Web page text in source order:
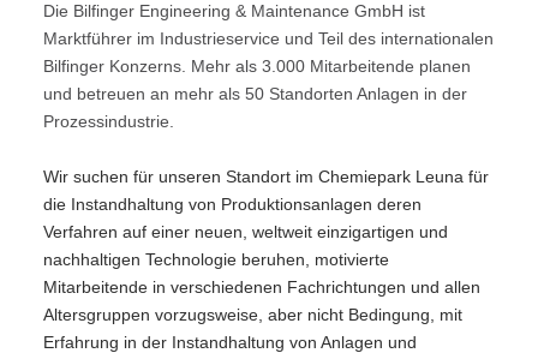
Die Bilfinger Engineering & Maintenance GmbH ist
Marktführer im Industrieservice und Teil des internationalen
Bilfinger Konzerns. Mehr als 3.000 Mitarbeitende planen
und betreuen an mehr als 50 Standorten Anlagen in der
Prozessindustrie.
Wir suchen für unseren Standort im Chemiepark Leuna für
die Instandhaltung von Produktionsanlagen deren
Verfahren auf einer neuen, weltweit einzigartigen und
nachhaltigen Technologie beruhen, motivierte
Mitarbeitende in verschiedenen Fachrichtungen und allen
Altersgruppen vorzugsweise, aber nicht Bedingung, mit
Erfahrung in der Instandhaltung von Anlagen und